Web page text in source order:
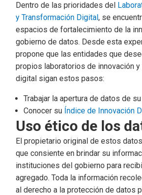
Dentro de las prioridades del
y Transformación Digital, se
espacios de fortalecimiento de la
gobierno de datos. Desde esta
propone que las entidades que
propios laboratorios de innovación
digital sigan estos pasos:
Trabajar la apertura de datos de
Conocer su Índice de Innovación
Uso ético de los
El propietario original de estos
que consiente en brindar su
instituciones del gobierno para
agregado. Toda la información
al derecho a la protección de datos